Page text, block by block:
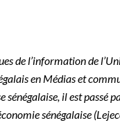
de l’information de
en Médias et
sénégalaise, il est passé
sénégalaise